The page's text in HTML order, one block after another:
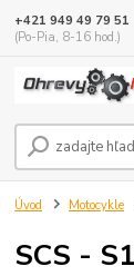
+421 949 49 79 51
(Po-Pia, 8-16 hod.)
Úvod Motocykle
SCS -